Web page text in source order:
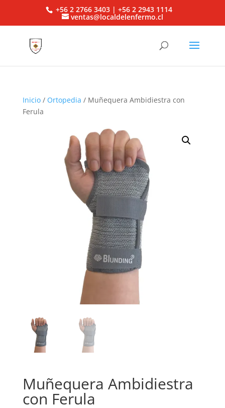
+56 2 2766 3403 | +56 2 2943 1114
ventas@localdelenfermo.cl
Inicio/ Ortopedia / Muñequera Ambidiestra con
Ferula
Muñequera Ambidiestra
con Ferula